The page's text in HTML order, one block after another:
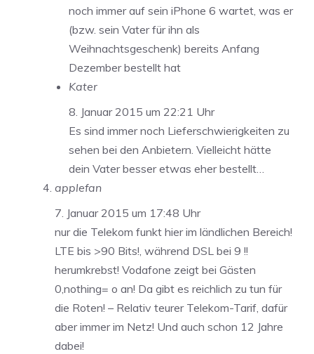
noch immer auf sein iPhone 6 wartet, was er
(bzw. sein Vater für ihn als
Weihnachtsgeschenk) bereits Anfang
Dezember bestellt hat
Kater
8. Januar 2015 um 22:21 Uhr
Es sind immer noch Lieferschwierigkeiten zu
sehen bei den Anbietern. Vielleicht hätte
dein Vater besser etwas eher bestellt…
applefan
7. Januar 2015 um 17:48 Uhr
nur die Telekom funkt hier im ländlichen Bereich!
LTE bis >90 Bits!, während DSL bei 9 !!
herumkrebst! Vodafone zeigt bei Gästen
0,nothing= o an! Da gibt es reichlich zu tun für
die Roten! – Relativ teurer Telekom-Tarif, dafür
aber immer im Netz! Und auch schon 12 Jahre
dabei!